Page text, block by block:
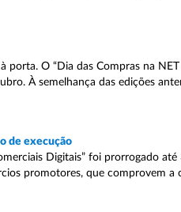
porta. O “Dia das Compras na
À semelhança das edições
de execução
Digitais” foi prorrogado
promotores, que comprovem